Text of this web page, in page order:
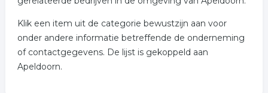
Klik een item uit de categorie bewustzijn aan voor
onder andere informatie betreffende de onderneming
of contactgegevens. De lijst is gekoppeld aan
Apeldoorn.